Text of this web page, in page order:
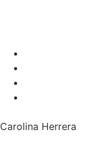
Carolina Herrera